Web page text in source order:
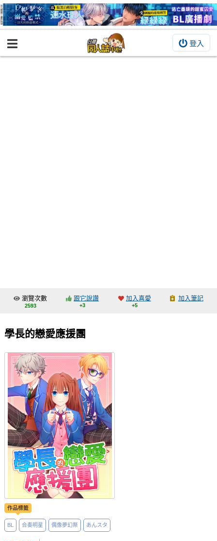
登入
BOOKY書集倉庫
交流中心
會員功能選單
會員中心
註冊會員
登入
瀏覽次數
2593
跟它說讚
+3
加入喜愛
+5
加入筆記
學長的戀愛應援團
作品標籤
BL 合奏明星 偶像夢幻祭 あんスタ